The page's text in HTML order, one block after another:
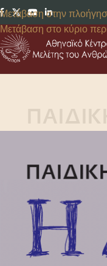
Μετάβαση στην
Μετάβαση στο κύριο